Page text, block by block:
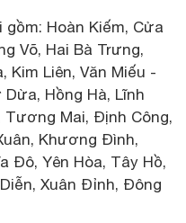
Hoàn Kiếm, Cửa
Võ, Hai Bà Trưng,
Kim Liên, Văn Miếu -
Hồng Hà, Lĩnh
Tương Mai, Định Công,
Khương Đình,
Đô, Yên Hòa, Tây Hồ,
Xuân Đỉnh, Đông